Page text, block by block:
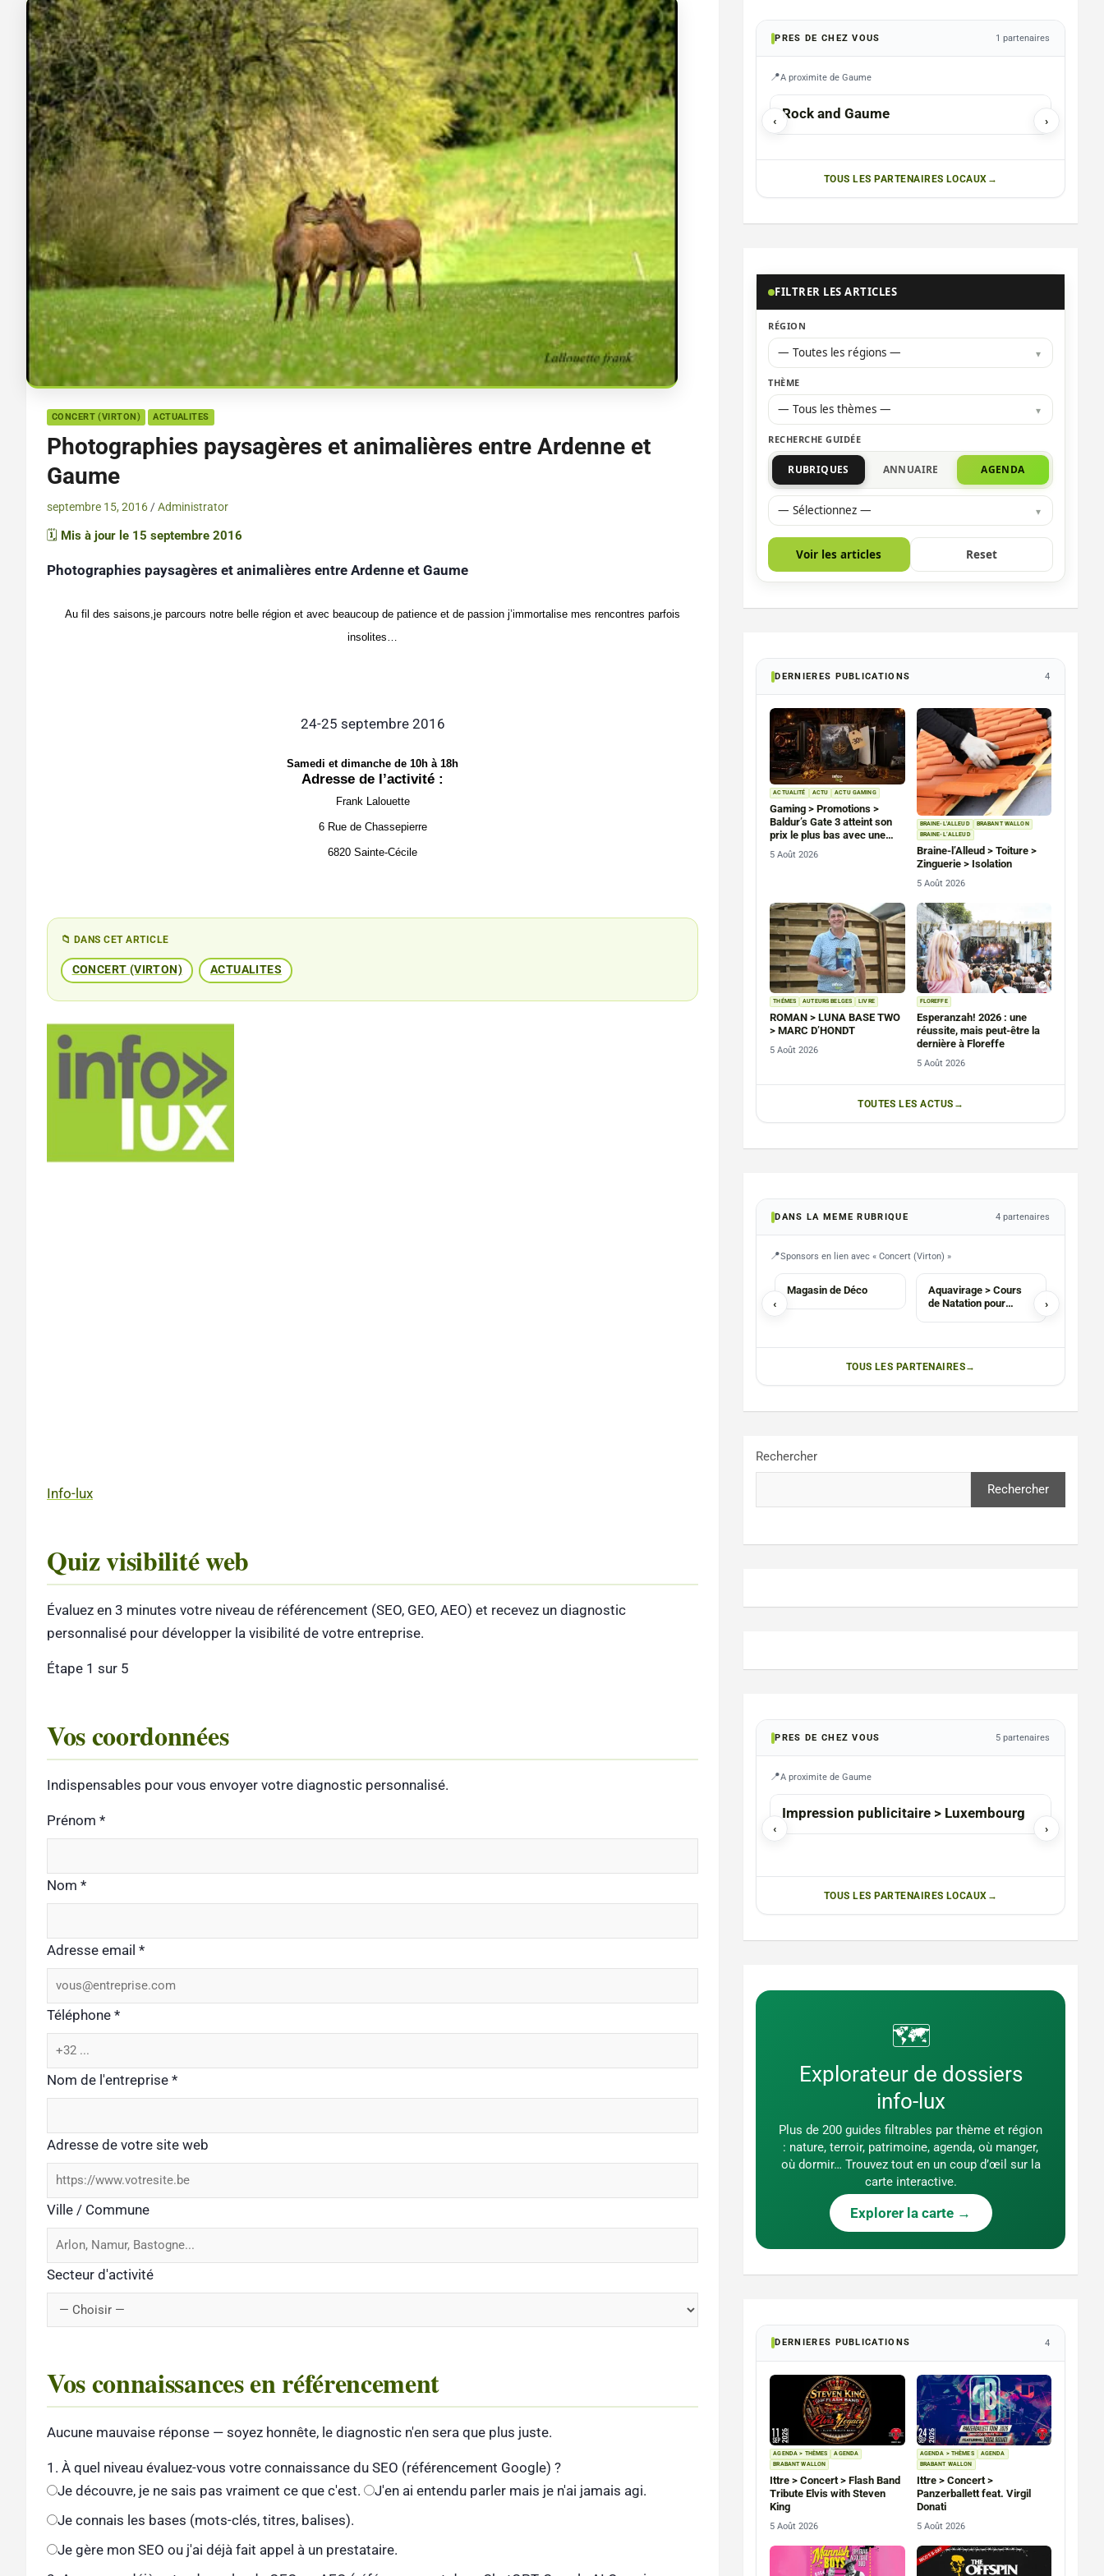
CONCERT (VIRTON) ACTUALITES
Photographies paysagères et animalières entre Ardenne et
Gaume
septembre 15, 2016 Administrator
🗓️ Mis à jour le 15 septembre 2016
Photographies paysagères et animalières entre Ardenne et Gaume
Au fil des saisons,je parcours notre belle région et avec beaucoup de patience et de passion j’immortalise mes rencontres parfois
insolites…
24-25 septembre 2016
Samedi et dimanche de 10h à 18h
Adresse de l’activité :
Frank Lalouette
6 Rue de Chassepierre
6820 Sainte-Cécile
📁 DANS CET ARTICLE
CONCERT (VIRTON) ACTUALITES
Info-lux
Quiz visibilité web
Évaluez en 3 minutes votre niveau de référencement (SEO, GEO, AEO) et recevez un diagnostic
personnalisé pour développer la visibilité de votre entreprise.
Étape 1 sur 5
Vos coordonnées
Indispensables pour vous envoyer votre diagnostic personnalisé.
Prénom *
Nom *
Adresse email *
Téléphone *
Nom de l'entreprise *
Adresse de votre site web
Ville / Commune
Secteur d'activité
Vos connaissances en référencement
Aucune mauvaise réponse — soyez honnête, le diagnostic n'en sera que plus juste.
1. À quel niveau évaluez-vous votre connaissance du SEO (référencement Google) ?
Je découvre, je ne sais pas vraiment ce que c'est.
J'en ai entendu parler mais je n'ai jamais agi.
Je connais les bases (mots-clés, titres, balises).
Je gère mon SEO ou j'ai déjà fait appel à un prestataire.
PRES DE CHEZ VOUS 1 partenaires
A proximite de Gaume
‹ ›
GAUME
Rock and Gaume
TOUS LES PARTENAIRES LOCAUX
FILTRER LES ARTICLES
RÉGION
— Toutes les régions —
THÈME
— Tous les thèmes —
RECHERCHE GUIDÉE
RUBRIQUES ANNUAIRE AGENDA
— Sélectionnez —
Voir les articles Reset
DERNIERES PUBLICATIONS 4
ACTUALITÉ ACTU ACTU GAMING
Gaming > Promotions >
Baldur’s Gate 3 atteint son
prix le plus bas avec une
remise de 30 % sur PC, PS5
et Xbox Series
5 Août 2026
BRAINE-L'ALLEUD
BRABANT WALLON
BRAINE-L’ALLEUD
Braine-l’Alleud > Toiture >
Zinguerie > Isolation
5 Août 2026
THÉMES AUTEURS BELGES LIVRE
ROMAN > LUNA BASE TWO
> MARC D’HONDT
5 Août 2026
FLOREFFE
Esperanzah! 2026 : une
réussite, mais peut-être la
dernière à Floreffe
5 Août 2026
TOUTES LES ACTUS
DANS LA MEME RUBRIQUE 4 partenaires
Sponsors en lien avec « Concert (Virton) »
‹ ›
COMMERCES
Magasin de Déco
ASBL
Aquavirage > Cours
de Natation pour
TOUS LES PARTENAIRES
Rechercher
Rechercher
PRES DE CHEZ VOUS 5 partenaires
A proximite de Gaume
‹ ›
Impression publicitaire > Luxembourg
TOUS LES PARTENAIRES LOCAUX
🗺️
Explorateur de dossiers
info-lux
Plus de 200 guides filtrables par thème et région
: nature, terroir, patrimoine, agenda, où manger,
où dormir… Trouvez tout en un coup d’œil sur la
carte interactive.
Explorer la carte →
DERNIERES PUBLICATIONS 4
AGENDA > THÈMES
AGENDA
BRABANT WALLON
Ittre > Concert > Flash Band
Tribute Elvis with Steven
King
5 Août 2026
AGENDA > THÈMES
AGENDA
BRABANT WALLON
Ittre > Concert >
Panzerballett feat. Virgil
Donati
5 Août 2026